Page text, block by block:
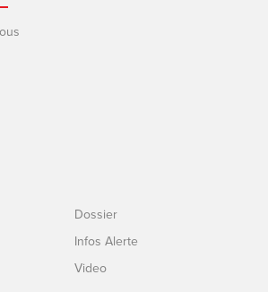
Dossier
Infos Alerte
Video